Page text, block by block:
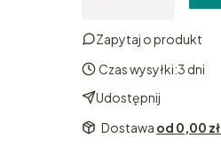
Zapytaj o produkt
Czas wysyłki:3 dni
Udostępnij
Dostawa od 0,00 zł